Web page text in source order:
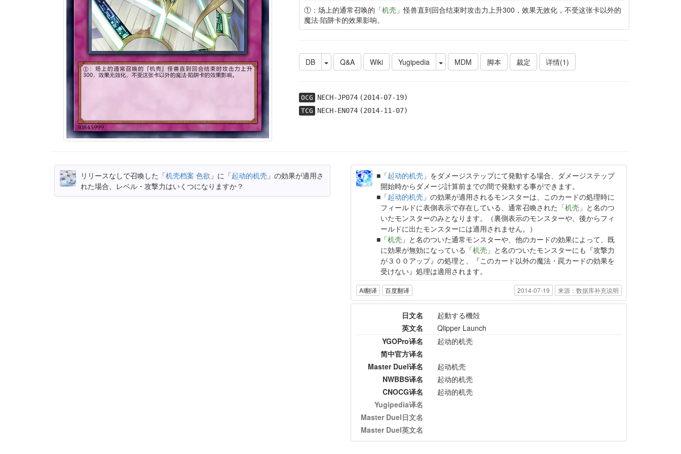
①：场上的通常召唤的「机壳 」怪兽直到回合结束时攻击力上升300，效果无效化，不受这张卡以外的
魔法·陷阱卡的效果影响。
DB Q&A Wiki Yugipedia MDM 脚本 裁定 详情(1)
OCG NECH-JP074(2014-07-19)
TCG NECH-EN074(2014-11-07)
リリースなしで召喚した「机壳档案 色欲 」に「起动的机壳 」の効果が適用さ
れた場合、レベル・攻撃力はいくつになりますか？
「起动的机壳 」をダメージステップにて発動する場合、ダメージステップ
開始時からダメージ計算前までの間で発動する事ができます。
「起动的机壳 」の効果が適用されるモンスターは、このカードの処理時に
フィールドに表側表示で存在している、通常召喚された「机壳 」と名のつ
いたモンスターのみとなります。（裏側表示のモンスターや、後からフィ
ールドに出たモンスターには適用されません。）
「机壳 」と名のついた通常モンスターや、他のカードの効果によって、既
に効果が無効になっている「机壳 」と名のついたモンスターにも『攻撃力
が３００アップ』の処理と、『このカード以外の魔法・罠カードの効果を
受けない』処理は適用されます。
AI翻译 百度翻译 2014-07-19 来源：数据库补充说明
日文名
起動する機殻
英文名
Qlipper Launch
YGOPro译名
起动的机壳
简中官方译名
Master Duel译名
起动机壳
NWBBS译名
起动的机壳
CNOCG译名
起动的机壳
Yugipedia译名
Master Duel日文名
Master Duel英文名